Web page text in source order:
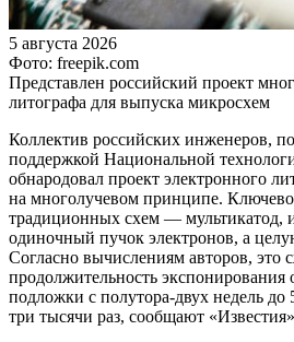
5 августа 2026
Фото: freepik.com
Представлен российский проект
литографа для выпуска микросхем
Коллектив российских инженеров,
поддержкой Национальной
обнародовал проект электронного
на многолучевом принципе.
традиционных схем — мультикатод,
одиночный пучок электронов, а
Согласно вычислениям авторов, это
продолжительность экспонирования
подложки с полутора-двух недель
три тысячи раз, сообщают